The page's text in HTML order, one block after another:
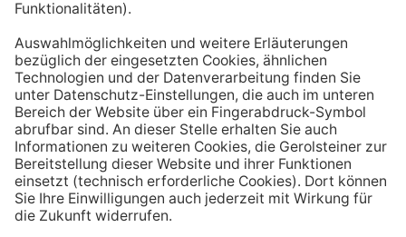
Dadurch verknüpfst du das Trinken mit einem Ereignis.
einer Mahlzeit trinken, unterstützt du außerdem die
Produktion von Verdauungssäften. Zusätzlich fördert
das Trinken während des Essens das Sättigungsgefühl.
Tipp #4: Peppe dein Wasser auf
Wenn dir der Geschmack von purem Mineralwasser
nicht reichen sollte, dann kannst du deine Getränke mit
einfachen Mitteln verfeinern. Mische dir einfach